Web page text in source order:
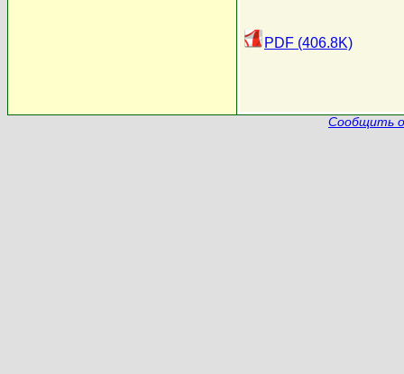
PDF (406.8K)
Сообщить о